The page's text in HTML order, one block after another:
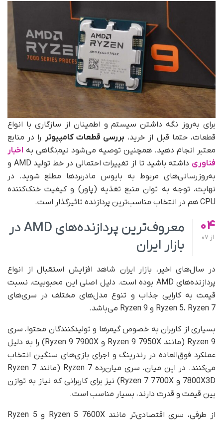
برای به‌روز نگه داشتن سیستم و اطمینان از سازگاری با انواع
قطعات، حتما قبل از خرید، بررسی قطعات کامپیوتر را در منابع
معتبر انجام دهید. همچنین توصیه می‌شود نیم‌نگاهی به اخبار
فناوری
داشته باشید تا از تغییرات احتمالی در خط تولید AMD و
به‌روزرسانی‌های مربوط به بایوس مادربردها مطلع شوید. در
نهایت، توجه به توان منبع تغذیه (پاور) و کیفیت خنک‌کننده
CPU هم در انتخاب مناسب‌ترین پردازنده تاثیرگذار است.
04
از
معروف‌ترین پردازنده‌های AMD در
بازار ایران
در سال‌های اخیر، بازار ایران شاهد افزایش استقبال از انواع
پردازنده‌های AMD بوده است. دلیل اصلی این محبوبیت، نسبت
قیمت به کارایی جذاب و تنوع مدل‌های مختلف در سری‌های
Ryzen 5، Ryzen 7 و Ryzen 9 می‌باشد.
بسیاری از کاربران به خصوص گیمرها و تولیدکنندگان محتوا، سری
Ryzen 9 (مانند Ryzen 9 7950X و Ryzen 9 7900X) را به دلیل
عملکرد فوق‌العاده در رندرینگ و اجرای بازی‌های سنگین انتخاب
می‌کنند. در این میان، سری میان‌رده Ryzen 7 (مانند Ryzen 7
7800X3D و Ryzen 7 7700X) نیز برای کاربرانی که نیاز به توازن
بین قیمت و قدرت دارند، بسیار مناسب است.
از طرفی، سری اقتصادی‌تر مانند Ryzen 5 7600X و Ryzen 5